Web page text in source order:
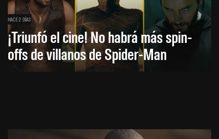
HACE 2 DÍAS
¡Triunfó el cine! No habrá más spin-
offs de villanos de Spider-Man